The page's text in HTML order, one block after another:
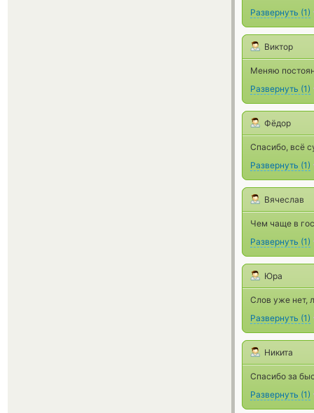
Развернуть (1)
Виктор
Меняю
Развернуть (1)
Фёдор
Спасибо, всё
Развернуть (1)
Вячеслав
Чем чаще в
Развернуть (1)
Юра
Слов уже нет,
Развернуть (1)
Никита
Спасибо за
Развернуть (1)